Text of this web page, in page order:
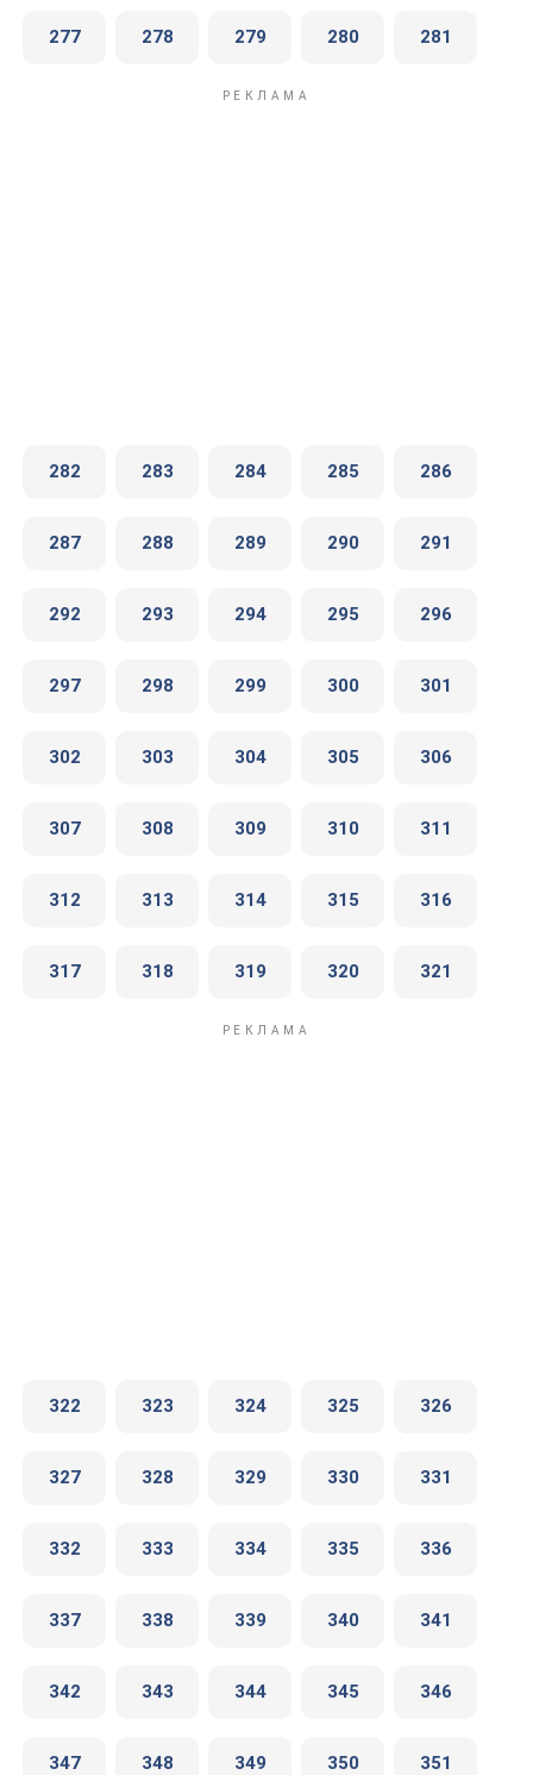
277 278 279 280 281
282 283 284 285 286
287 288 289 290 291
292 293 294 295 296
297 298 299 300 301
302 303 304 305 306
307 308 309 310 311
312 313 314 315 316
317 318 319 320 321
322 323 324 325 326
327 328 329 330 331
332 333 334 335 336
337 338 339 340 341
342 343 344 345 346
347 348 349 350 351